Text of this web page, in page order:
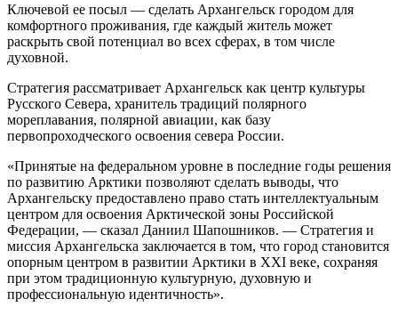
Ключевой ее посыл — сделать Архангельск городом для
комфортного проживания, где каждый житель может
раскрыть свой потенциал во всех сферах, в том числе
духовной.
Стратегия рассматривает Архангельск как центр культуры
Русского Севера, хранитель традиций полярного
мореплавания, полярной авиации, как базу
первопроходческого освоения севера России.
«Принятые на федеральном уровне в последние годы решения
по развитию Арктики позволяют сделать выводы, что
Архангельску предоставлено право стать интеллектуальным
центром для освоения Арктической зоны Российской
Федерации, — сказал Даниил Шапошников. — Стратегия и
миссия Архангельска заключается в том, что город становится
опорным центром в развитии Арктики в XXI веке, сохраняя
при этом традиционную культурную, духовную и
профессиональную идентичность».